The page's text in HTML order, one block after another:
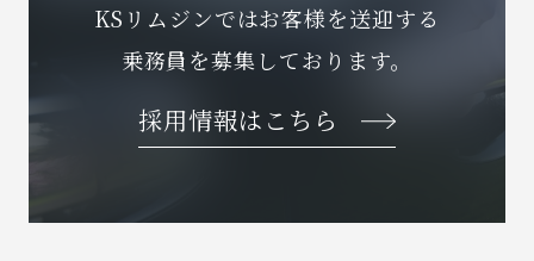
KSリムジンではお客様を送迎する
乗務員を募集しております。
採用情報はこちら